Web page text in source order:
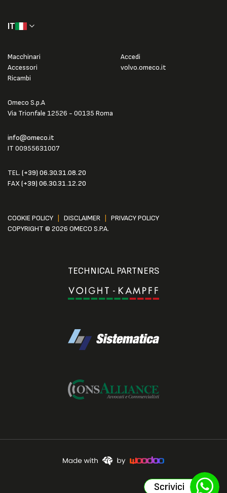
IT
Omeco S.p.A
Via Trionfale 12526 - 00135 Roma
info@omeco.it
IT 00955631007
TEL. (+39) 06.30.31.08.20
FAX(+39) 06.30.31.12.20
Macchinari
Accessori
Ricambi
Accedi
volvo.omeco.it
COOKIE POLICY DISCLAIMER
PRIVACY POLICY
COPYRIGHT © 2026 OMECO S.P.A.
TECHNICAL PARTNERS
Scrivici